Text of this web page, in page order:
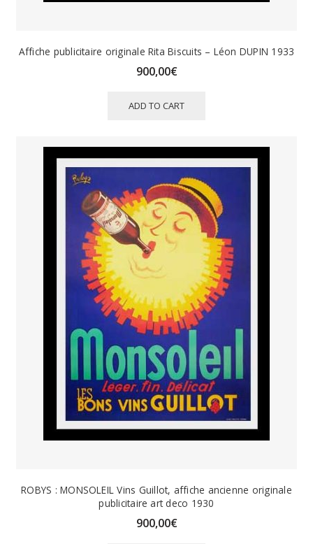
Affiche publicitaire originale Rita Biscuits – Léon DUPIN 1933
900,00€
ADD TO CART
ROBYS : MONSOLEIL Vins Guillot, affiche ancienne originale
publicitaire art deco 1930
900,00€